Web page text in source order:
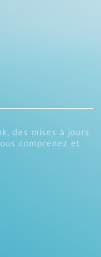
des mises à jours
comprenez et